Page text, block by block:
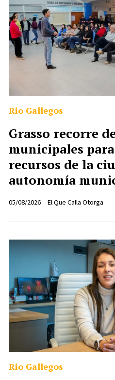
Grasso recorre
municipales
recursos de la
autonomía
El Que Calla Otorga
Rio Gallegos
05/08/2026
Rio Gallegos